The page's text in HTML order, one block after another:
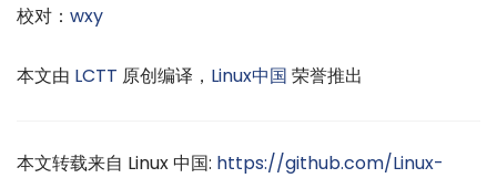
校对： wxy
本文由 LCTT 原创编译， Linux中国 荣誉推出
本文转载来自 Linux 中国: https://github.com/Linux-